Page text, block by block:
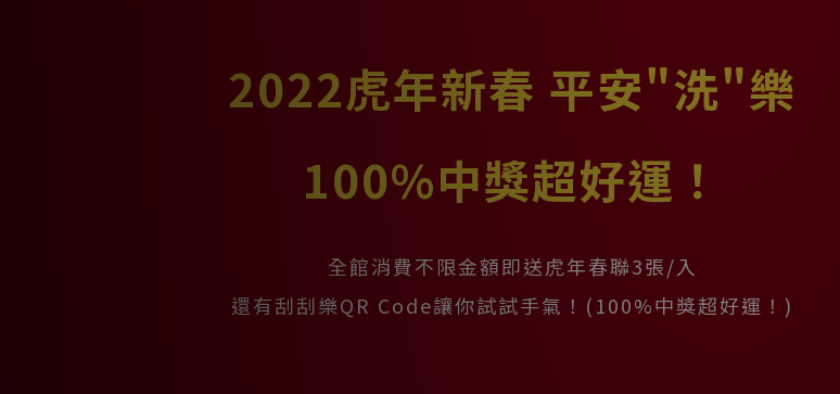
2022虎年新春 平安"洗"樂
100%中獎超好運！
全館消費不限金額即送虎年春聯3張/入
還有刮刮樂QR Code讓你試試手氣！(100%中獎超好運！)